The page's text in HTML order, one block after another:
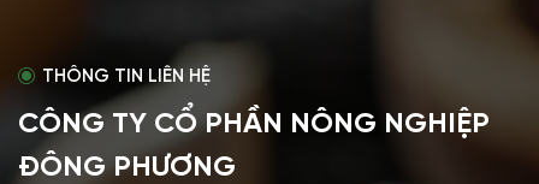
THÔNG TIN LIÊN HỆ
CÔNG TY CỔ PHẦN NÔNG NGHIỆP
ĐÔNG PHƯƠNG